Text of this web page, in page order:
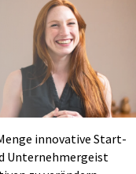
innovative Start-
Unternehmergeist